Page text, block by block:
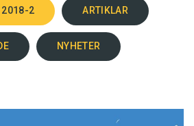
2018-2 ARTIKLAR
NYHETER